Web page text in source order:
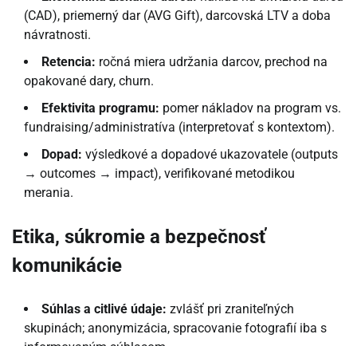
(CAD), priemerný dar (AVG Gift), darcovská LTV a doba
návratnosti.
Retencia: ročná miera udržania darcov, prechod na
opakované dary, churn.
Efektivita programu: pomer nákladov na program vs.
fundraising/administratíva (interpretovať s kontextom).
Dopad: výsledkové a dopadové ukazovatele (outputs
→ outcomes → impact), verifikované metodikou
merania.
Etika, súkromie a bezpečnosť
komunikácie
Súhlas a citlivé údaje: zvlášť pri zraniteľných
skupinách; anonymizácia, spracovanie fotografií iba s